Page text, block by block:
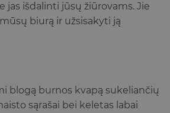
jas išdalinti jūsų žiūrovams. Jie
biurą ir užsisakyti ją
blogą burnos kvapą sukeliančių
sąrašai bei keletas labai